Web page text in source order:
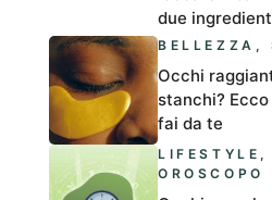
due
BELLEZZA ,
Occhi
stanchi?
fai da te
LIFESTYLE ,
OROSCOPO